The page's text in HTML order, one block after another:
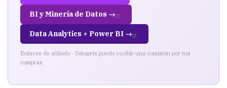
BI y Minería de Datos →
Data Analytics + Power BI →
Enlaces de afiliado · Dataprix puede recibir una comisión por tus
compras